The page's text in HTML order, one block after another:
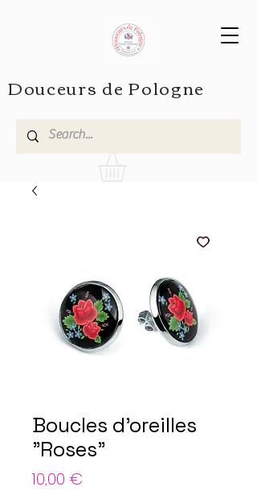
Douceurs de Pologne
Boucles d'oreilles
"Roses"
10,00 €